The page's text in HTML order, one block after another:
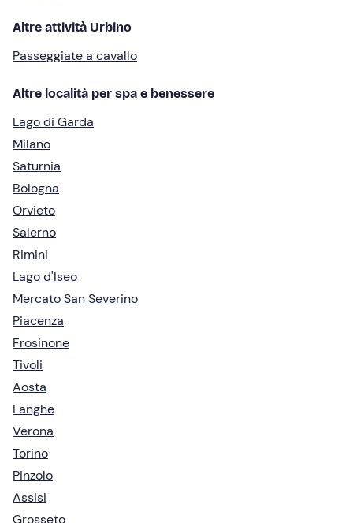
Altre attività Urbino
Passeggiate a cavallo
Altre località per spa e benessere
Lago di Garda
Milano
Saturnia
Bologna
Orvieto
Salerno
Rimini
Lago d'Iseo
Mercato San Severino
Piacenza
Frosinone
Tivoli
Aosta
Langhe
Verona
Torino
Pinzolo
Assisi
Grosseto